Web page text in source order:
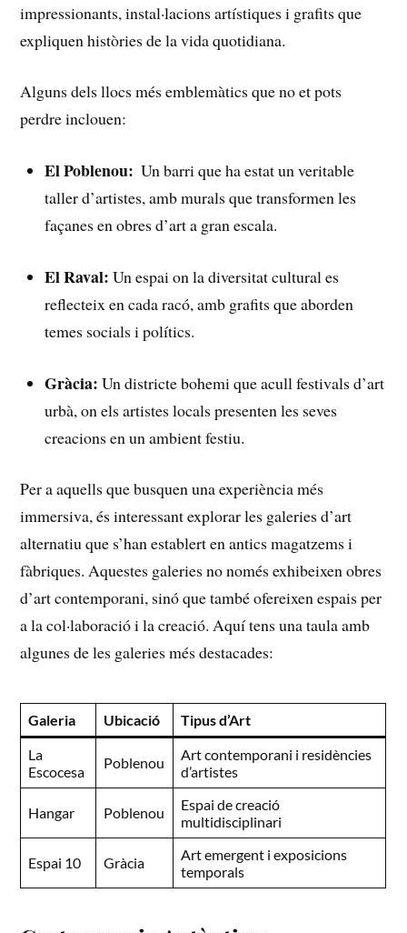
impressionants, instal·lacions artístiques i grafits que
expliquen històries⁤ de la⁢ vida quotidiana.
Alguns dels llocs més ​emblemàtics que ‌no et pots
‍perdre ‌inclouen:
El​ Poblenou: ⁢ Un barri que ha estat un veritable
⁢taller d’artistes, amb murals que transformen les
façanes en obres⁤ d’art a ‌gran escala.
El Raval: Un espai on la diversitat‍ cultural es
reflecteix en cada ⁢racó, amb grafits que aborden
temes socials ⁤i polítics.
Gràcia: Un ⁤districte​ bohemi que⁤ acull festivals d’art
urbà, ⁣on els⁤ artistes locals presenten les ​seves
creacions en‌ un ambient ⁢festiu.
Per‌ a​ aquells que busquen ⁤una experiència més
immersiva, és⁣ interessant explorar les galeries‍ d’art
alternatiu que s’han establert en antics magatzems i
fàbriques. Aquestes galeries ​no només exhibeixen obres
d’art contemporani, ‍sinó que també ofereixen espais⁤ per
a ⁢la col·laboració i la creació. Aquí tens una taula ⁢amb
algunes de les galeries més destacades:
Galeria Ubicació
Tipus d’Art
La
Escocesa
Poblenou
Art contemporani i residències
d’artistes
Hangar Poblenou
Espai de creació
multidisciplinari
Espai 10 Gràcia
Art emergent i exposicions
temporals